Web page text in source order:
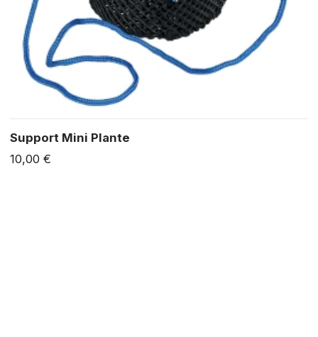
Support Mini Plante
10,00 €